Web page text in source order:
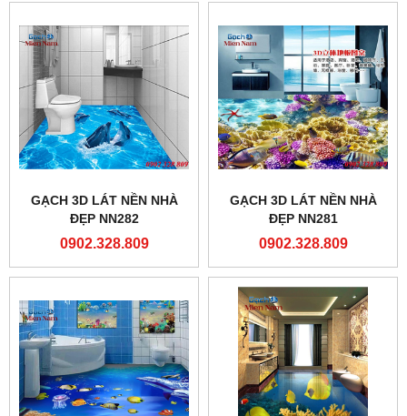
GẠCH 3D LÁT NỀN NHÀ
ĐẸP NN282
0902.328.809
GẠCH 3D LÁT NỀN NHÀ
ĐẸP NN281
0902.328.809